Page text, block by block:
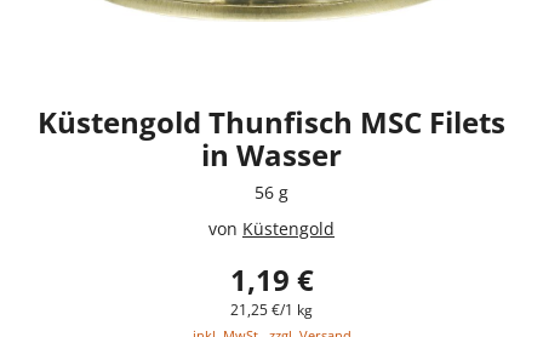
Küstengold Thunfisch MSC Filets
in Wasser
56 g
von Küstengold
1,19 €
21,25 €/1 kg